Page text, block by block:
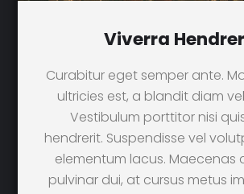
Viverra
Curabitur eget semper ante.
ultricies est, a blandit diam
Vestibulum porttitor nisi
hendrerit. Suspendisse vel
elementum lacus. Maecenas
pulvinar dui, at cursus metus